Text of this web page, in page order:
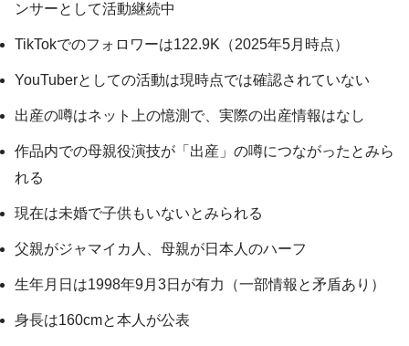
ンサーとして活動継続中
TikTokでのフォロワーは122.9K（2025年5月時点）
YouTuberとしての活動は現時点では確認されていない
出産の噂はネット上の憶測で、実際の出産情報はなし
作品内での母親役演技が「出産」の噂につながったとみら
れる
現在は未婚で子供もいないとみられる
父親がジャマイカ人、母親が日本人のハーフ
生年月日は1998年9月3日が有力（一部情報と矛盾あり）
身長は160cmと本人が公表